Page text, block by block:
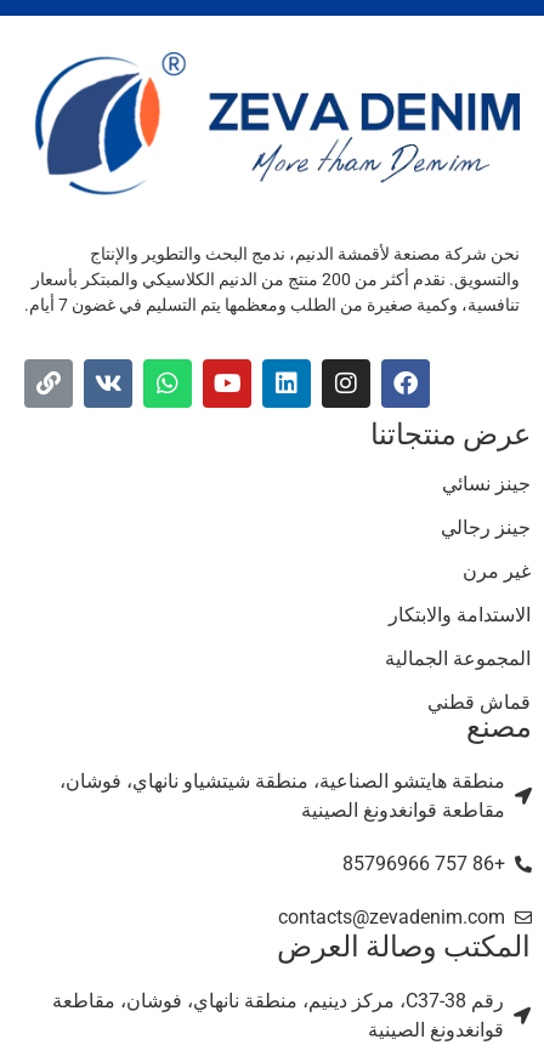
نحن شركة مصنعة لأقمشة الدنيم، ندمج البحث والتطوير والإنتاج
والتسويق. نقدم أكثر من 200 منتج من الدنيم الكلاسيكي والمبتكر بأسعار
تنافسية، وكمية صغيرة من الطلب ومعظمها يتم التسليم في غضون 7 أيام.
عرض منتجاتنا
جينز نسائي
جينز رجالي
غير مرن
الاستدامة والابتكار
المجموعة الجمالية
قماش قطني
مصنع
منطقة هايتشو الصناعية، منطقة شيتشياو نانهاي، فوشان،
مقاطعة قوانغدونغ الصينية
+86 757 85796966
contacts@zevadenim.com
المكتب وصالة العرض
رقم C37-38، مركز دينيم، منطقة نانهاي، فوشان، مقاطعة
قوانغدونغ الصينية